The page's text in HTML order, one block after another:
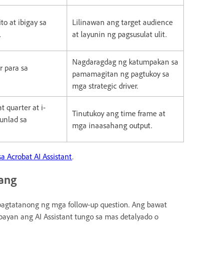
at ibigay sa
Lilinawan ang target audience
at layunin ng pagsusulat ulit.
para sa
Nagdaragdag ng katumpakan sa
pamamagitan ng pagtukoy sa
mga strategic driver.
quarter at i-
sa
Tinutukoy ang time frame at
mga inaasahang output.
Acrobat AI Assistant.
ng mga follow-up question. Ang bawat
ang AI Assistant tungo sa mas detalyado o